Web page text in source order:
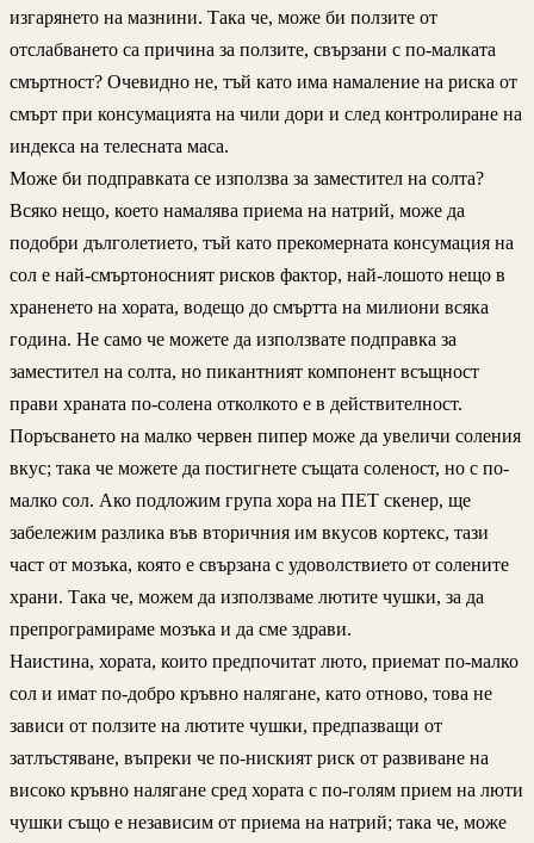
изгарянето на мазнини. Така че, може би ползите от
отслабването са причина за ползите, свързани с по-малката
смъртност? Очевидно не, тъй като има намаление на риска от
смърт при консумацията на чили дори и след контролиране на
индекса на телесната маса.
Може би подправката се използва за заместител на солта?
Всяко нещо, което намалява приема на натрий, може да
подобри дълголетието, тъй като прекомерната консумация на
сол е най-смъртоносният рисков фактор, най-лошото нещо в
храненето на хората, водещо до смъртта на милиони всяка
година. Не само че можете да използвате подправка за
заместител на солта, но пикантният компонент всъщност
прави храната по-солена отколкото е в действителност.
Поръсването на малко червен пипер може да увеличи соления
вкус; така че можете да постигнете същата соленост, но с по-
малко сол. Ако подложим група хора на ПЕТ скенер, ще
забележим разлика във вторичния им вкусов кортекс, тази
част от мозъка, която е свързана с удоволствието от солените
храни. Така че, можем да използваме лютите чушки, за да
препрограмираме мозъка и да сме здрави.
Наистина, хората, които предпочитат люто, приемат по-малко
сол и имат по-добро кръвно налягане, като отново, това не
зависи от ползите на лютите чушки, предпазващи от
затлъстяване, въпреки че по-ниският риск от развиване на
високо кръвно налягане сред хората с по-голям прием на люти
чушки също е независим от приема на натрий; така че, може